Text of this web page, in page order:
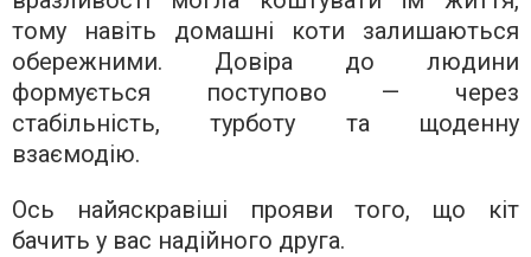
тому навіть домашні коти залишаються
обережними. Довіра до людини
формується поступово — через
стабільність, турботу та щоденну
взаємодію.
Ось найяскравіші прояви того, що кіт
бачить у вас надійного друга.